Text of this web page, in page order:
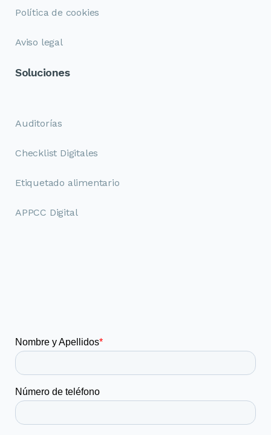
Política de cookies
Aviso legal
Soluciones
Auditorías
Checklist Digitales
Etiquetado alimentario
APPCC Digital